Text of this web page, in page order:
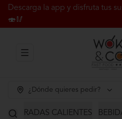
Descarga la app y disfruta tus
🍣🥢
Abrir menu de navegación
¿Dónde quieres pedir?
ENTRADAS CALIENTES